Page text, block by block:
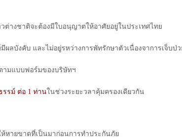
างชาติจะต้องมีใบอนุญาตให้อาศัยอยู่ในประเทศไทย
บังคับ และไม่อยู่รหว่างการพัทรักษาตัวเนื่องจาการเจ็บป่ว
ามแบบฟอร์มของบริษัทฯ
รรม์ ต่อ 1 ท่านในช่วงระยะวลาคุ้มครองเดียวกัน
ห้หายขาดที่เป็นมาก่อนการทำประกันภัย